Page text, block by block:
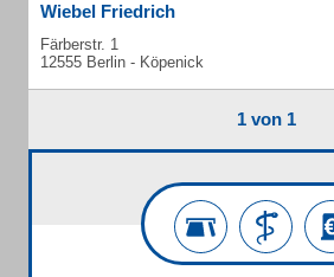
Wiebel Friedrich
Färberstr. 1
12555 Berlin - Köpenick
1 von 1